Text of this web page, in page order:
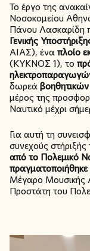
Το έργο της
Νοσοκομείου
Πάνου Λασκαρίδη
Γενικής
ΑΙΑΣ), έναπλοίο
(ΚΥΚΝΟΣ 1), το
δωρεά
μέρος της
Ναυτικό μέχρι
Για αυτή τη
συνεχούς στήριξής
από το Πολεμικό
Μέγαρο Μουσικής
Προστάτη του